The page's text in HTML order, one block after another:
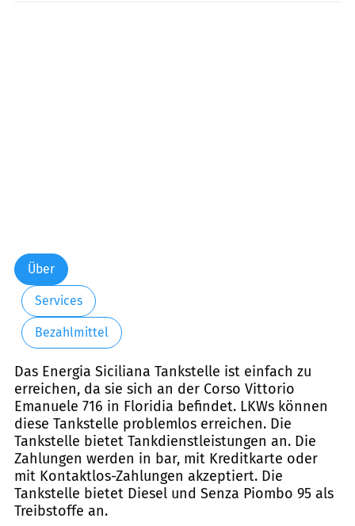
Über
Services
Bezahlmittel
Das Energia Siciliana Tankstelle ist einfach zu
erreichen, da sie sich an der Corso Vittorio
Emanuele 716 in Floridia befindet. LKWs können
diese Tankstelle problemlos erreichen. Die
Tankstelle bietet Tankdienstleistungen an. Die
Zahlungen werden in bar, mit Kreditkarte oder
mit Kontaktlos-Zahlungen akzeptiert. Die
Tankstelle bietet Diesel und Senza Piombo 95 als
Treibstoffe an.